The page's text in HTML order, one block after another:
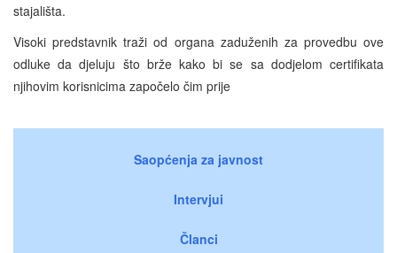
stajališta.
Visoki predstavnik traži od organa zaduženih za provedbu ove
odluke da djeluju što brže kako bi se sa dodjelom certifikata
njihovim korisnicima započelo čim prije
Saopćenja za javnost
Intervjui
Članci